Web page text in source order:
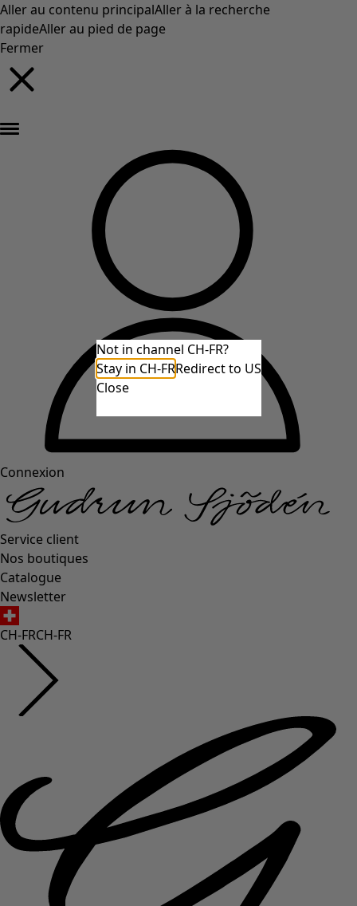
Aller au contenu principalAller à la recherche
rapideAller au pied de page
Fermer
Connexion
Service client
Nos boutiques
Catalogue
Newsletter
CH-FRCH-FR
Not in channel CH-FR?
Stay in CH-FRRedirect to US
Close